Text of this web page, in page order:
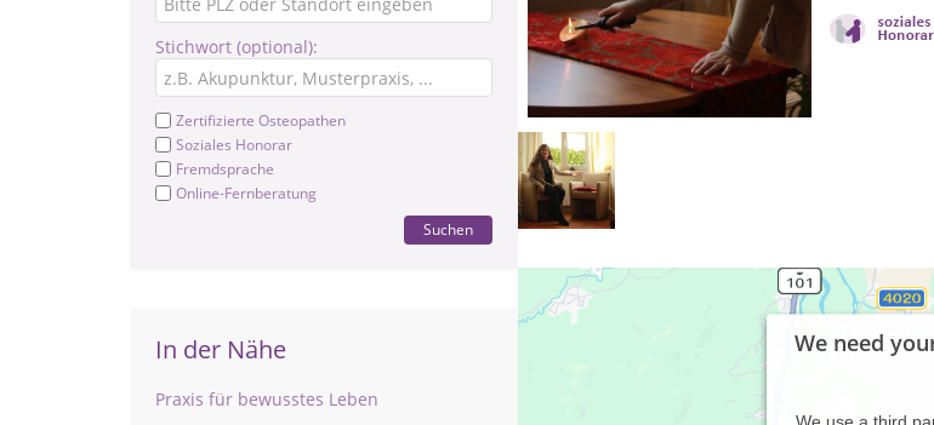
Stichwort (optional):
Zertifizierte Osteopathen
Soziales Honorar
Fremdsprache
Online-Fernberatung
Suchen
In der Nähe
Praxis für bewusstes Leben
We need
We use a third